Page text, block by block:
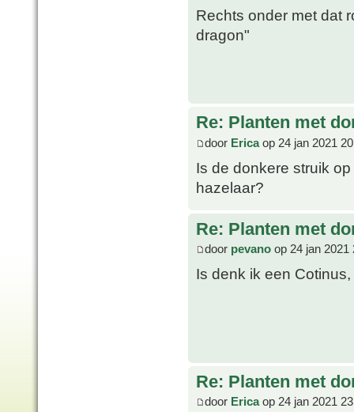
Rechts onder met dat
dragon"
Re: Planten met
door Ericaop 24 jan 2021
Is de donkere struik
hazelaar?
Re: Planten met
door pevano op 24 jan 2021
Is denk ik een
Re: Planten met
door Ericaop 24 jan 2021